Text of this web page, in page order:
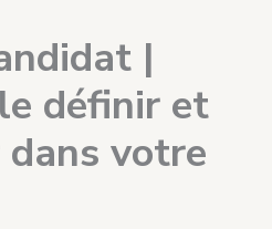
|
définir et
votre